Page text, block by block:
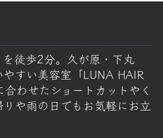
徒歩2分。久が原・下丸
すい美容室「LUNA HAIR
わせたショートカットやく
や雨の日でもお気軽にお立